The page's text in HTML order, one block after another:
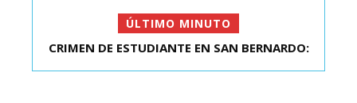
ÚLTIMO MINUTO
FIESTA EN EL MONUMENTAL: LA